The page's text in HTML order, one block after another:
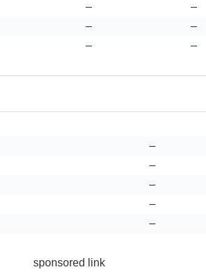
– –
– –
– –
–
–
–
–
–
sponsored link